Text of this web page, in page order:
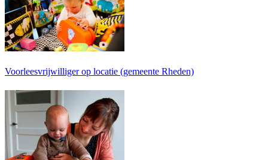
Voorleesvrijwilliger op locatie (gemeente Rheden)